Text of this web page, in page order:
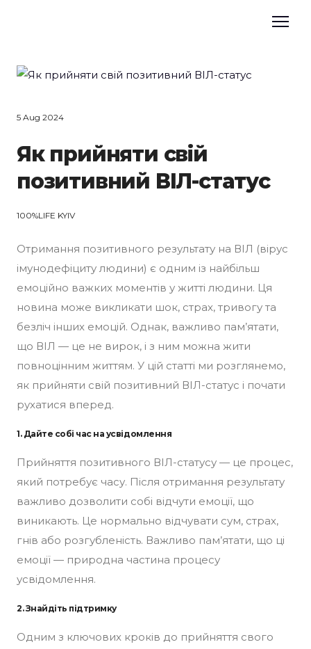
5 Aug 2024
Як прийняти свій
позитивний ВІЛ-статус
100%LIFE KYIV
Отримання позитивного результату на ВІЛ (вірус
імунодефіциту людини) є одним із найбільш
емоційно важких моментів у житті людини. Ця
новина може викликати шок, страх, тривогу та
безліч інших емоцій. Однак, важливо пам’ятати,
що ВІЛ — це не вирок, і з ним можна жити
повноцінним життям. У цій статті ми розглянемо,
як прийняти свій позитивний ВІЛ-статус і почати
рухатися вперед.
1. Дайте собі час на усвідомлення
Прийняття позитивного ВІЛ-статусу — це процес,
який потребує часу. Після отримання результату
важливо дозволити собі відчути емоції, що
виникають. Це нормально відчувати сум, страх,
гнів або розгубленість. Важливо пам’ятати, що ці
емоції — природна частина процесу
усвідомлення.
2. Знайдіть підтримку
Одним з ключових кроків до прийняття свого